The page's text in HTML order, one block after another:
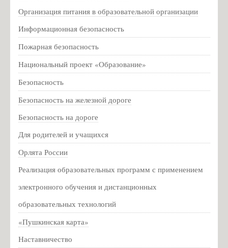
Техника безопасности летом
Пакет мер социальной поддержки жителей Псковской
области
Всероссийская акция #ОКНА_ПОБЕДЫ 2020
Большая перемена
График организационных собраний с обучающимися и/или
Всероссийские проверочные работы (ВПР)
Техника безопасности ПДД
Список Первоклассников 2021-2022
Расписание звонков на 2021-2022 уч.год
Информация для родителей о приеме в первый класс на
2025-2026 учебный год
Информация для родителей о приеме в 10 класс на 2025-
Организация питания в образовательной организации
Информационная безопасность
Пожарная безопасность
Национальный проект «Образование»
Безопасность
Безопасность на железной дороге
Безопасность на дороге
Для родителей и учащихся
Орлята России
Реализация образовательных программ с применением
электронного обучения и дистанционных
образовательных технологий
«Пушкинская карта»
Наставничество